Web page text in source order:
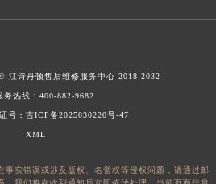
江诗丹顿售后维修服务中心 2018-2032
务热线： 400-882-9682
号：吉ICP备2025030220号-47
XML
事实错误或涉及版权、名誉权等侵权问题，请通过邮